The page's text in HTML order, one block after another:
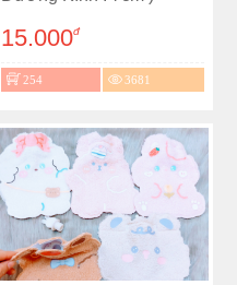
15.000đ
254 3681